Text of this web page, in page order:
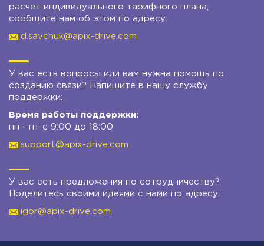
расчет индивидуального тарифного плана,
сообщите нам об этом по адресу:
d.savchuk@apix-drive.com
У вас есть вопросы или вам нужна помощь по
созданию связи? Напишите в нашу службу
поддержки:
Время работы поддержки:
пн - пт с 9:00 до 18:00
support@apix-drive.com
У вас есть предложения по сотрудничеству?
Поделитесь своими идеями с нами по адресу:
igor@apix-drive.com